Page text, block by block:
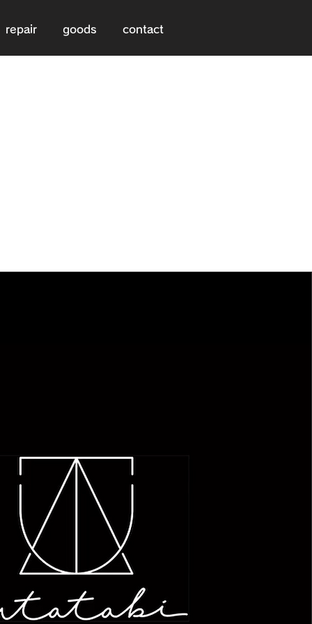
repair goods contact